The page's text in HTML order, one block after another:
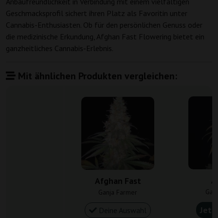
Geschmacksprofil sichert ihren Platz als Favoritin unter
Cannabis-Enthusiasten. Ob für den persönlichen Genuss oder
die medizinische Erkundung, Afghan Fast Flowering bietet ein
ganzheitliches Cannabis-Erlebnis.
Mit ähnlichen Produkten vergleichen:
Afghan Fast
Ganja Farmer